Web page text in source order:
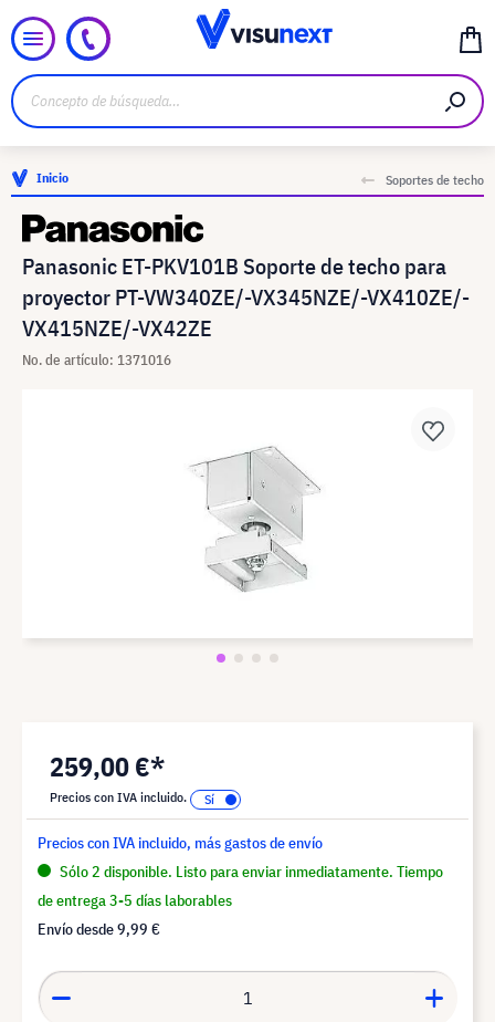
Inicio Soportes de techo
Panasonic ET-PKV101B Soporte de techo para
proyector PT-VW340ZE/-VX345NZE/-VX410ZE/-
VX415NZE/-VX42ZE
No. de artículo: 1371016
259,00 €*
Precios con IVA incluido.
Precios con IVA incluido, más gastos de envío
Sólo 2 disponible. Listo para enviar inmediatamente. Tiempo
de entrega 3-5 días laborables
Envío desde9,99 €